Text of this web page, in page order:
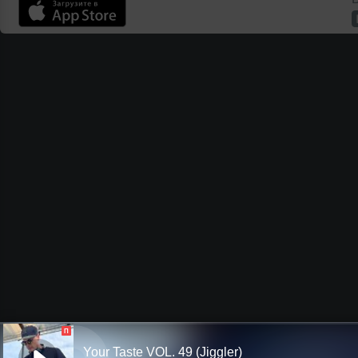
П
Your Taste VOL. 49 (Jiggler)